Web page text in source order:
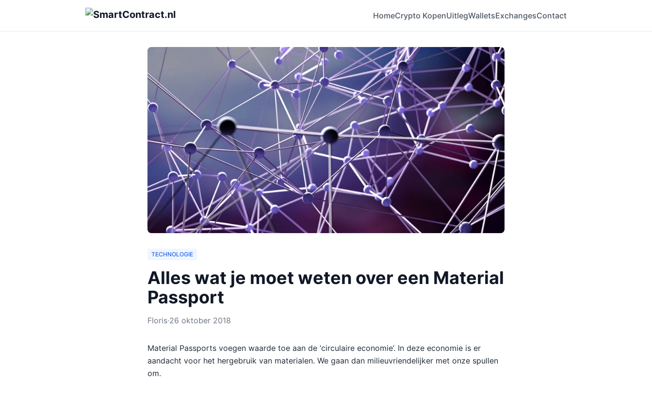
HomeCrypto KopenUitlegWalletsExchangesContact
TECHNOLOGIE
Alles wat je moet weten over een Material
Passport
Floris·26 oktober 2018
Material Passports voegen waarde toe aan de ‘circulaire economie’. In deze economie is er
aandacht voor het hergebruik van materialen. We gaan dan milieuvriendelijker met onze spullen
om.